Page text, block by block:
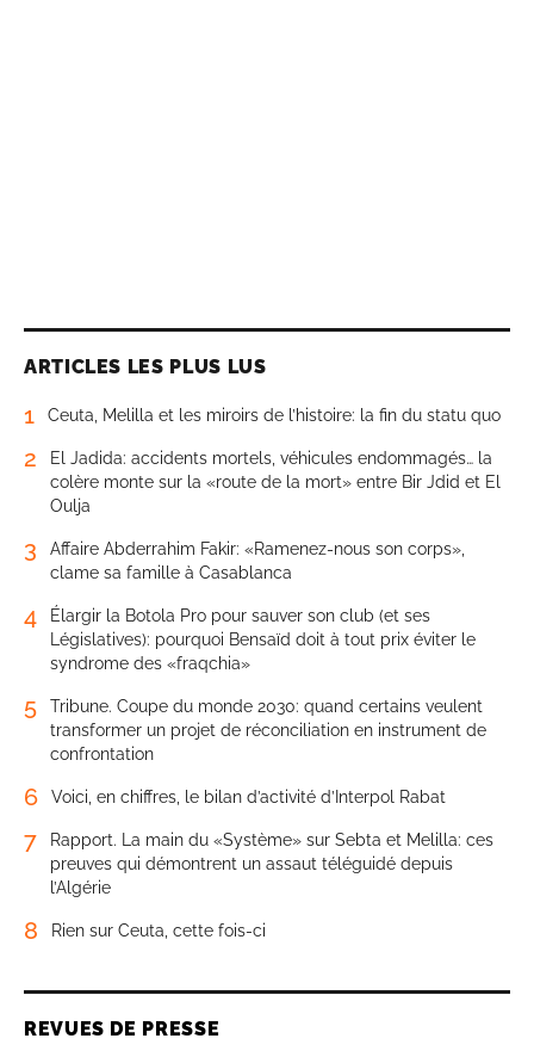
ARTICLES LES PLUS LUS
1 Ceuta, Melilla et les miroirs de l’histoire: la fin du statu quo
2
El Jadida: accidents mortels, véhicules endommagés… la
colère monte sur la «route de la mort» entre Bir Jdid et El
Oulja
3
Affaire Abderrahim Fakir: «Ramenez-nous son corps»,
clame sa famille à Casablanca
4
Élargir la Botola Pro pour sauver son club (et ses
Législatives): pourquoi Bensaïd doit à tout prix éviter le
syndrome des «fraqchia»
5
Tribune. Coupe du monde 2030: quand certains veulent
transformer un projet de réconciliation en instrument de
confrontation
6 Voici, en chiffres, le bilan d’activité d’Interpol Rabat
7
Rapport. La main du «Système» sur Sebta et Melilla: ces
preuves qui démontrent un assaut téléguidé depuis
l’Algérie
8 Rien sur Ceuta, cette fois-ci
REVUES DE PRESSE